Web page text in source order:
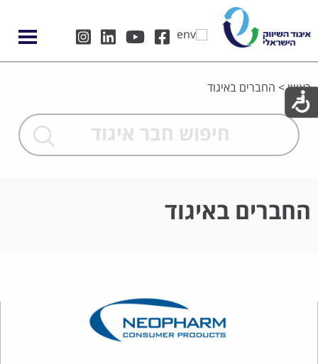
ראשי> החברים באיגוד
החברים באיגוד